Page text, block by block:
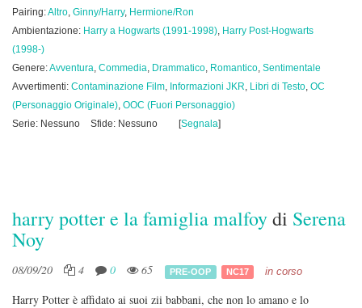
Pairing:Altro, Ginny/Harry, Hermione/Ron
Ambientazione: Harry a Hogwarts (1991-1998), Harry Post-Hogwarts
(1998-)
Genere:Avventura, Commedia, Drammatico, Romantico, Sentimentale
Avvertimenti: Contaminazione Film, Informazioni JKR, Libri di Testo, OC
(Personaggio Originale), OOC (Fuori Personaggio)
Serie: Nessuno
Sfide: Nessuno [Segnala]
harry potter e la famiglia malfoydi Serena
Noy
08/09/20 4 0 65 PRE-OOP NC17 in corso
Harry Potter è affidato ai suoi zii babbani, che non lo amano e lo